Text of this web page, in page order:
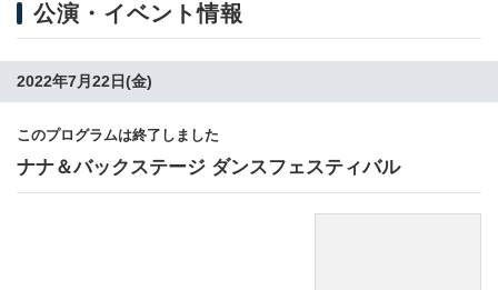
公演・イベント情報
2022年7月22日(金)
このプログラムは終了しました
ナナ＆バックステージ ダンスフェスティバル